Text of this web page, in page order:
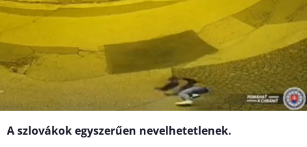
A szlovákok egyszerűen nevelhetetlenek.